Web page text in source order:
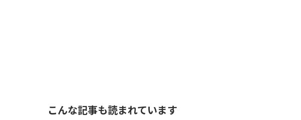
こんな記事も読まれています